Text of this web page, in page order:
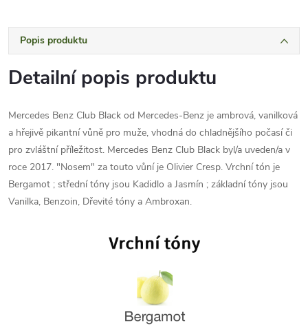
Popis produktu
Detailní popis produktu
Mercedes Benz Club Black od Mercedes-Benz je ambrová, vanilková
a hřejivě pikantní vůně pro muže, vhodná do chladnějšího počasí či
pro zvláštní příležitost. Mercedes Benz Club Black byl/a uveden/a v
roce 2017. "Nosem" za touto vůní je Olivier Cresp. Vrchní tón je
Bergamot ; střední tóny jsou Kadidlo a Jasmín ; základní tóny jsou
Vanilka, Benzoin, Dřevité tóny a Ambroxan.